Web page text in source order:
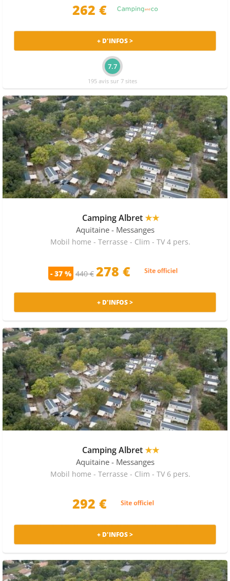
262 €
+ D'INFOS >
7.7
195 avis sur 7 sites
Camping Albret★★
Aquitaine - Messanges
Mobil home - Terrasse - Clim - TV 4 pers.
- 37 % 440 € 278 €
+ D'INFOS >
Camping Albret★★
Aquitaine - Messanges
Mobil home - Terrasse - Clim - TV 6 pers.
292 €
+ D'INFOS >